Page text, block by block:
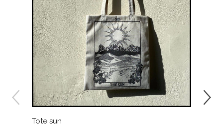
Tote sun